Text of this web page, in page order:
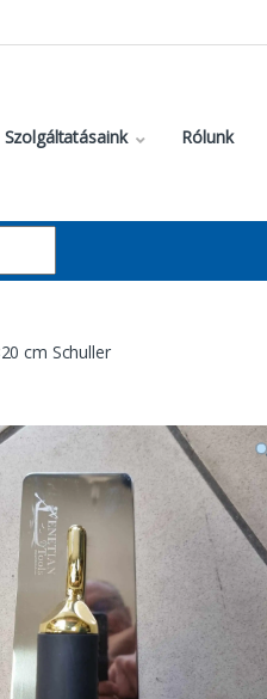
Szolgáltatásaink Rólunk
cm Schuller